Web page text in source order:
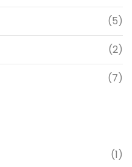
(5)
(2)
(7)
(1)